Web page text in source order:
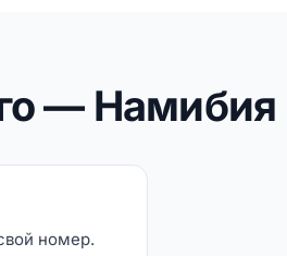
— Намибия
номер.